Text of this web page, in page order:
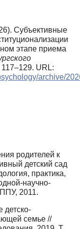
Субъективные
этапе приема
117–129. URL:
archive/
родителей к
детский сад
практика,
научно-
2011.
детско-
семье //